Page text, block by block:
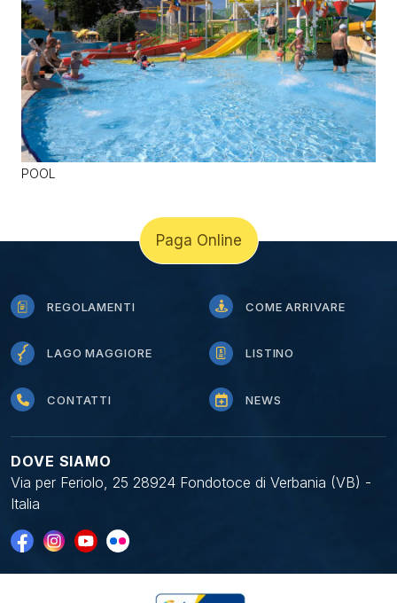
POOL
REGOLAMENTI COME ARRIVARE
LAGO MAGGIORE LISTINO
CONTATTI NEWS
DOVE SIAMO
Via per Feriolo, 25 28924 Fondotoce di Verbania (VB) -
Italia
Paga Online